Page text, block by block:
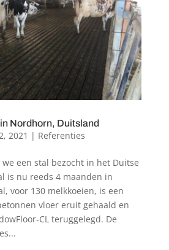
Nordhorn, Duitsland
2021 | Referenties
we een stal bezocht in het Duitse
is nu reeds 4 maanden in
voor 130 melkkoeien, is een
vloer eruit gehaald en
CL teruggelegd. De